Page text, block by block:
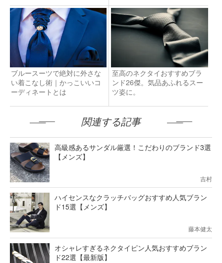
ブルースーツで絶対に外さな
い着こなし術｜かっこいいコ
ーディネートとは
至高のネクタイおすすめブラ
ンド26傑。気品あふれるスー
ツ姿に。
関連する記事
高級感あるサンダル厳選！こだわりのブランド3選
【メンズ】
吉村
ハイセンスなクラッチバッグおすすめ人気ブラン
ド15選【メンズ】
藤本健太
オシャレすぎるネクタイピン人気おすすめブラン
ド22選【最新版】